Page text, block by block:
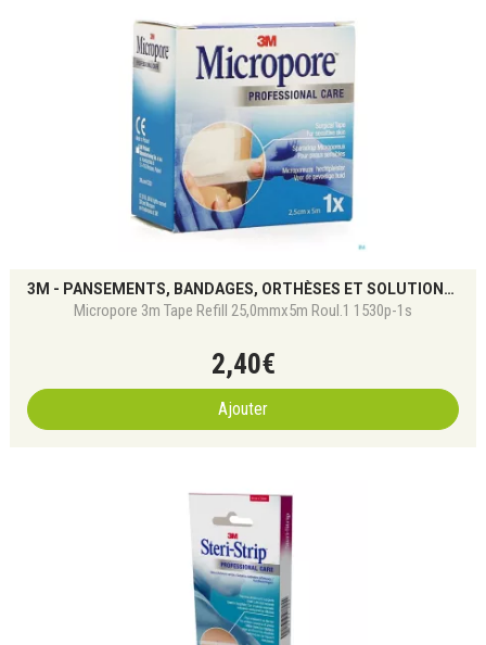
3M - PANSEMENTS, BANDAGES, ORTHÈSES ET SOLUTIONS DE SOIN
Micropore 3m Tape Refill 25,0mmx5m Roul.1 1530p-1s
2,40€
Ajouter